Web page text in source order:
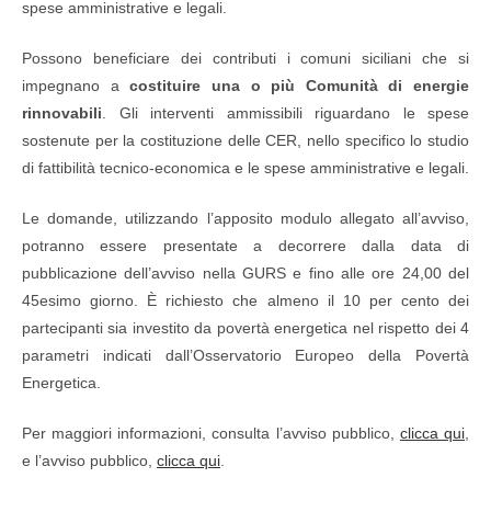
spese amministrative e legali.
Possono beneficiare dei contributi i comuni siciliani che si
impegnano acostituire una o più Comunità di energie
rinnovabili . Gli interventi ammissibili riguardano le spese
sostenute per la costituzione delle CER, nello specifico lo studio
di fattibilità tecnico-economica e le spese amministrative e legali.
Le domande, utilizzando l’apposito modulo allegato all’avviso,
potranno essere presentate a decorrere dalla data di
pubblicazione dell’avviso nella GURS e fino alle ore 24,00 del
45esimo giorno. È richiesto che almeno il 10 per cento dei
partecipanti sia investito da povertà energetica nel rispetto dei 4
parametri indicati dall’Osservatorio Europeo della Povertà
Energetica.
Per maggiori informazioni, consulta l’avviso pubblico, clicca qui
e l’avviso pubblico, clicca qui